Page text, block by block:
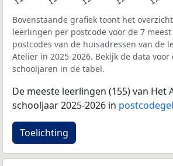
Bovenstaande grafiek toont het
leerlingen per postcode voor de 7
postcodes van de huisadressen van de
Atelier in 2025-2026. Bekijk de data voor
schooljaren in de tabel.
De meeste leerlingen (155) van Het
schooljaar 2025-2026 in
Toelichting